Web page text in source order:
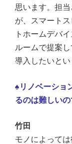
思います。担
が、
スマート
トホームデバイ
ルームで提案
導入したいとい
♠リノベーショ
るのは難しいの
竹田
モノによって